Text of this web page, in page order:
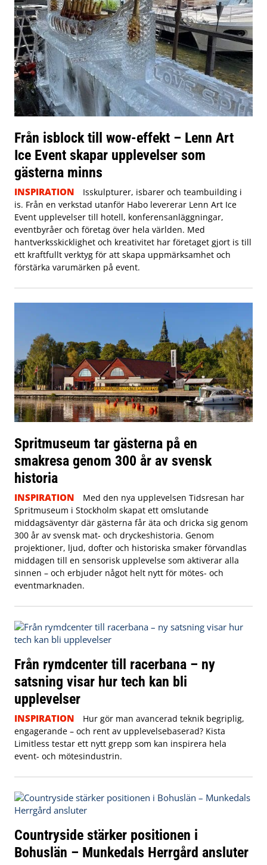
Från isblock till wow-effekt – Lenn Art
Ice Event skapar upplevelser som
gästerna minns
INSPIRATION
Isskulpturer, isbarer och teambuilding i
is. Från en verkstad utanför Habo levererar Lenn Art Ice
Event upplevelser till hotell, konferensanläggningar,
eventbyråer och företag över hela världen. Med
hantverksskicklighet och kreativitet har företaget gjort is till
ett kraftfullt verktyg för att skapa uppmärksamhet och
förstärka varumärken på event.
Spritmuseum tar gästerna på en
smakresa genom 300 år av svensk
historia
INSPIRATION
Med den nya upplevelsen Tidsresan har
Spritmuseum i Stockholm skapat ett omslutande
middagsäventyr där gästerna får äta och dricka sig genom
300 år av svensk mat- och dryckeshistoria. Genom
projektioner, ljud, dofter och historiska smaker förvandlas
middagen till en sensorisk upplevelse som aktiverar alla
sinnen – och erbjuder något helt nytt för mötes- och
eventmarknaden.
Från rymdcenter till racerbana – ny
satsning visar hur tech kan bli
upplevelser
INSPIRATION
Hur gör man avancerad teknik begriplig,
engagerande – och rent av upplevelsebaserad? Kista
Limitless testar ett nytt grepp som kan inspirera hela
event- och mötesindustrin.
Countryside stärker positionen i
Bohuslän – Munkedals Herrgård ansluter